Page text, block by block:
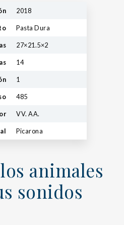
2018
Pasta Dura
27×21.5×2
14
1
485
VV. AA.
Picarona
animales
sonidos